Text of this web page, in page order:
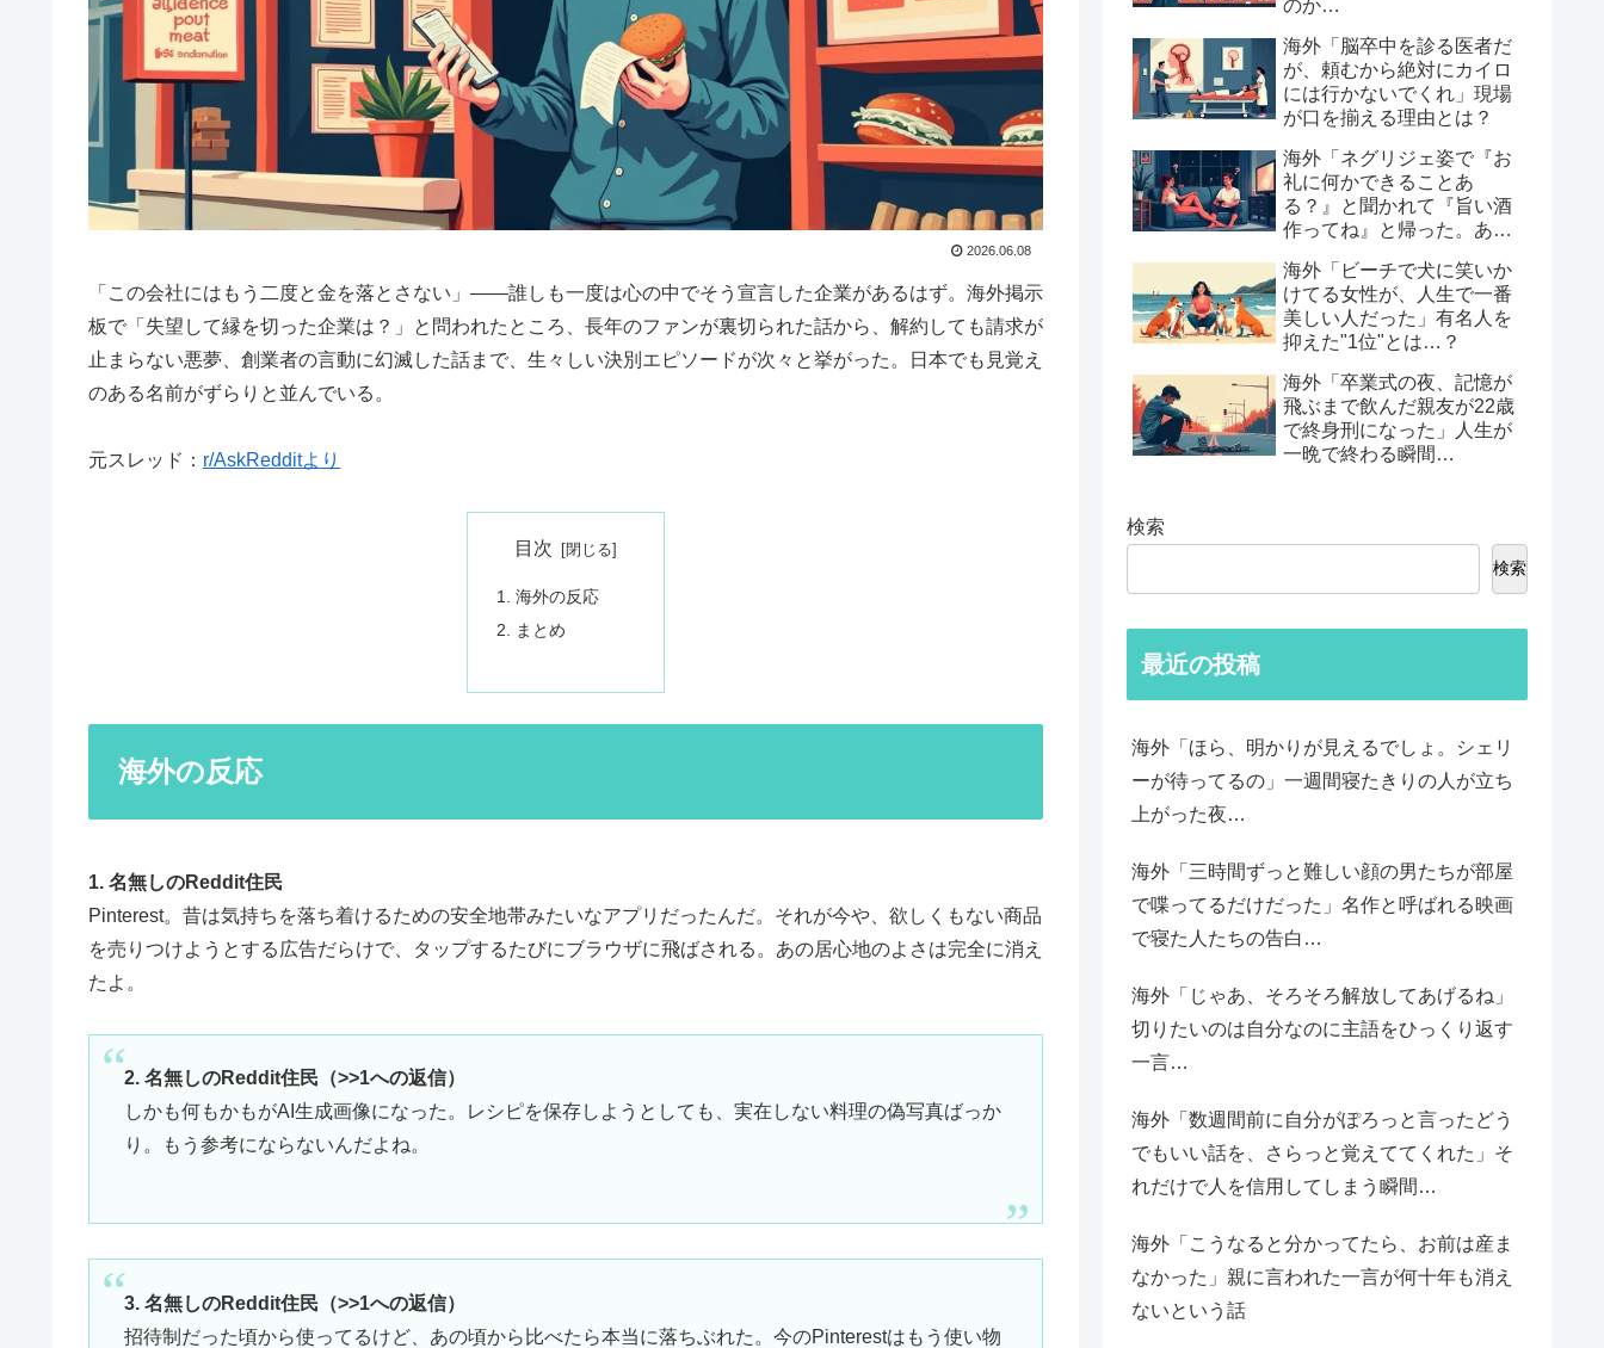
2026.06.08
「この会社にはもう二度と金を落とさない」——誰しも一度は心の中でそう宣言した企業があるはず。海外掲示
板で「失望して縁を切った企業は？」と問われたところ、長年のファンが裏切られた話から、解約しても請求が
止まらない悪夢、創業者の言動に幻滅した話まで、生々しい決別エピソードが次々と挙がった。日本でも見覚え
のある名前がずらりと並んでいる。
元スレッド： r/AskRedditより
目次
海外の反応
まとめ
海外の反応
1. 名無しのReddit住民
Pinterest。昔は気持ちを落ち着けるための安全地帯みたいなアプリだったんだ。それが今や、欲しくもない商品
を売りつけようとする広告だらけで、タップするたびにブラウザに飛ばされる。あの居心地のよさは完全に消え
たよ。
2. 名無しのReddit住民（>>1への返信）
しかも何もかもがAI生成画像になった。レシピを保存しようとしても、実在しない料理の偽写真ばっか
り。もう参考にならないんだよね。
3. 名無しのReddit住民（>>1への返信）
招待制だった頃から使ってるけど、あの頃から比べたら本当に落ちぶれた。今のPinterestはもう使い物
のか…
海外「脳卒中を診る医者だ
が、頼むから絶対にカイロ
には行かないでくれ」現場
が口を揃える理由とは？
海外「ネグリジェ姿で『お
礼に何かできることあ
る？』と聞かれて『旨い酒
作ってね』と帰った。あれ
る男たちの後悔談…
海外「ビーチで犬に笑いか
けてる女性が、人生で一番
美しい人だった」有名人を
抑えた"1位"とは…？
海外「卒業式の夜、記憶が
飛ぶまで飲んだ親友が22歳
で終身刑になった」人生が
一晩で終わる瞬間…
検索
検索
最近の投稿
海外「ほら、明かりが見えるでしょ。シェリ
ーが待ってるの」一週間寝たきりの人が立ち
上がった夜…
海外「三時間ずっと難しい顔の男たちが部屋
で喋ってるだけだった」名作と呼ばれる映画
で寝た人たちの告白…
海外「じゃあ、そろそろ解放してあげるね」
切りたいのは自分なのに主語をひっくり返す
一言…
海外「数週間前に自分がぽろっと言ったどう
でもいい話を、さらっと覚えててくれた」そ
れだけで人を信用してしまう瞬間…
海外「こうなると分かってたら、お前は産ま
なかった」親に言われた一言が何十年も消え
ないという話